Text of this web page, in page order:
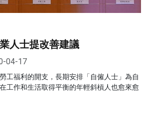
人士提改善建議
04-17
工福利的開支，長期安排「自僱人士」為自
工作和生活取得平衡的年輕斜槓人也愈來愈